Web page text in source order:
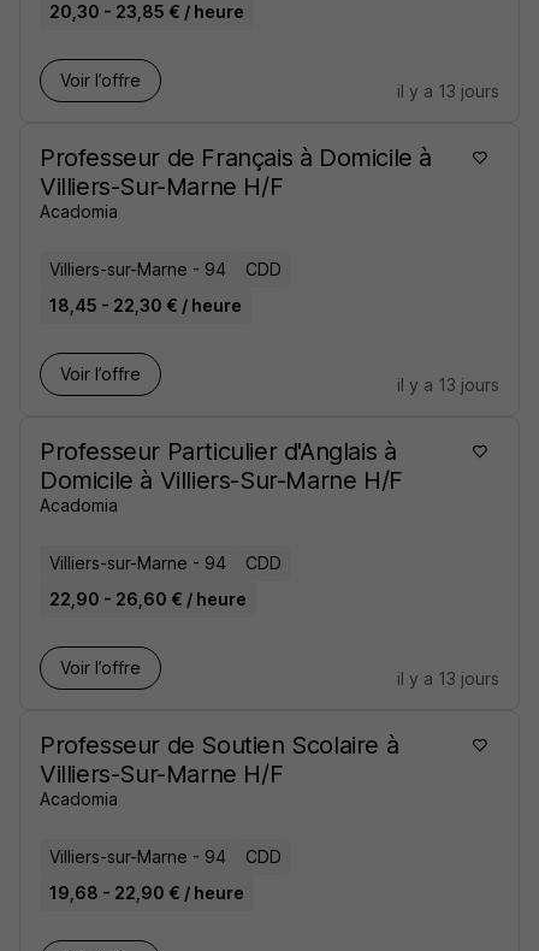
20,30 - 23,85 € / heure
Voir l’offre
il y a 13 jours
Professeur de Français à Domicile à
Villiers-Sur-Marne H/F
Acadomia
Villiers-sur-Marne - 94
CDD
18,45 - 22,30 € / heure
Voir l’offre
il y a 13 jours
Professeur Particulier d'Anglais à
Domicile à Villiers-Sur-Marne H/F
Acadomia
Villiers-sur-Marne - 94
CDD
22,90 - 26,60 € / heure
Voir l’offre
il y a 13 jours
Professeur de Soutien Scolaire à
Villiers-Sur-Marne H/F
Acadomia
Villiers-sur-Marne - 94
CDD
19,68 - 22,90 € / heure